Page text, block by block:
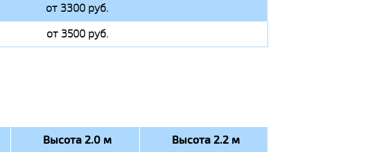
от 3300 руб.
от 3500 руб.
Высота 2.0 м Высота 2.2 м